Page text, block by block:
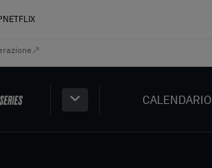
NETFLIX
CALENDARIO